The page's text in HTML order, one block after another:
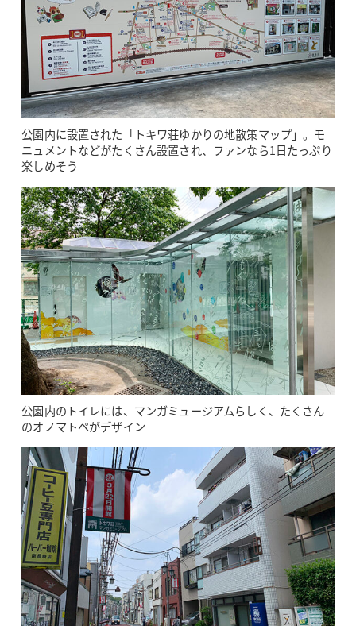
公園内に設置された「トキワ荘ゆかりの地散策マップ」。モ
ニュメントなどがたくさん設置され、ファンなら1日たっぷり
楽しめそう
公園内のトイレには、マンガミュージアムらしく、たくさん
のオノマトペがデザイン